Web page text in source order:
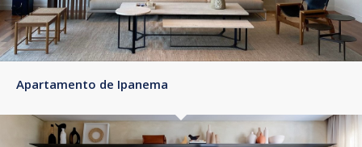
Apartamento de Ipanema